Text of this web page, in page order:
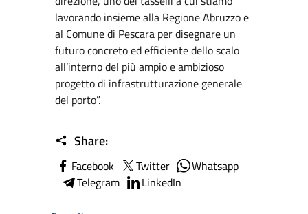
lavorando insieme alla Regione Abruzzo e
al Comune di Pescara per disegnare un
futuro concreto ed efficiente dello scalo
all’interno del più ampio e ambizioso
progetto di infrastrutturazione generale
del porto”.
Share:
Facebook Twitter
Whatsapp
Telegram
LinkedIn